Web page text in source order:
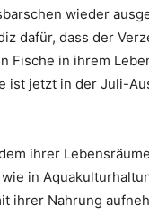
wieder
dafür, dass der
Fische in ihrem
ist jetzt in der Juli-
ihrer
in
ihrer Nahrung